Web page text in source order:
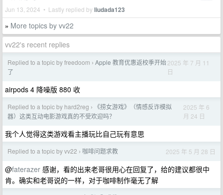
Jun 13, 2024 • Lastly replied byliudada123
» More topics by vv22
vv22's recent replies
Replied to a topic by freedoom › Apple 教育优惠返校季开始
了
2025 年 7 月 11
日
airpods 4 降噪版 880 收
Replied to a topic by hard2reg ›
《捞女游戏》（情感反诈模拟
器）这类互动电影游戏真的不受欢迎吗？
2025 年 6
月 24 日
我个人觉得这类游戏看主播玩比自己玩有意思
Replied to a topic by vv22 › 咖啡问题求教 2025 年 5 月 28 日
@faterazer 感谢，看的出来老哥很用心在回复了，给的建议都很中
肯。确实和老哥说的一样，对于咖啡制作毫无了解